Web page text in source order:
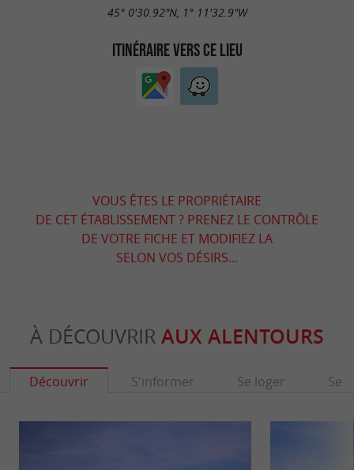
45° 0'30.92"N, 1° 11'32.9"W
ITINÉRAIRE VERS CE LIEU
VOUS ÊTES LE PROPRIÉTAIRE
DE CET ÉTABLISSEMENT ? PRENEZ LE CONTRÔLE
DE VOTRE FICHE ET MODIFIEZ LA
SELON VOS DÉSIRS...
À DÉCOUVRIR AUX ALENTOURS
Découvrir S'informer Se loger Se